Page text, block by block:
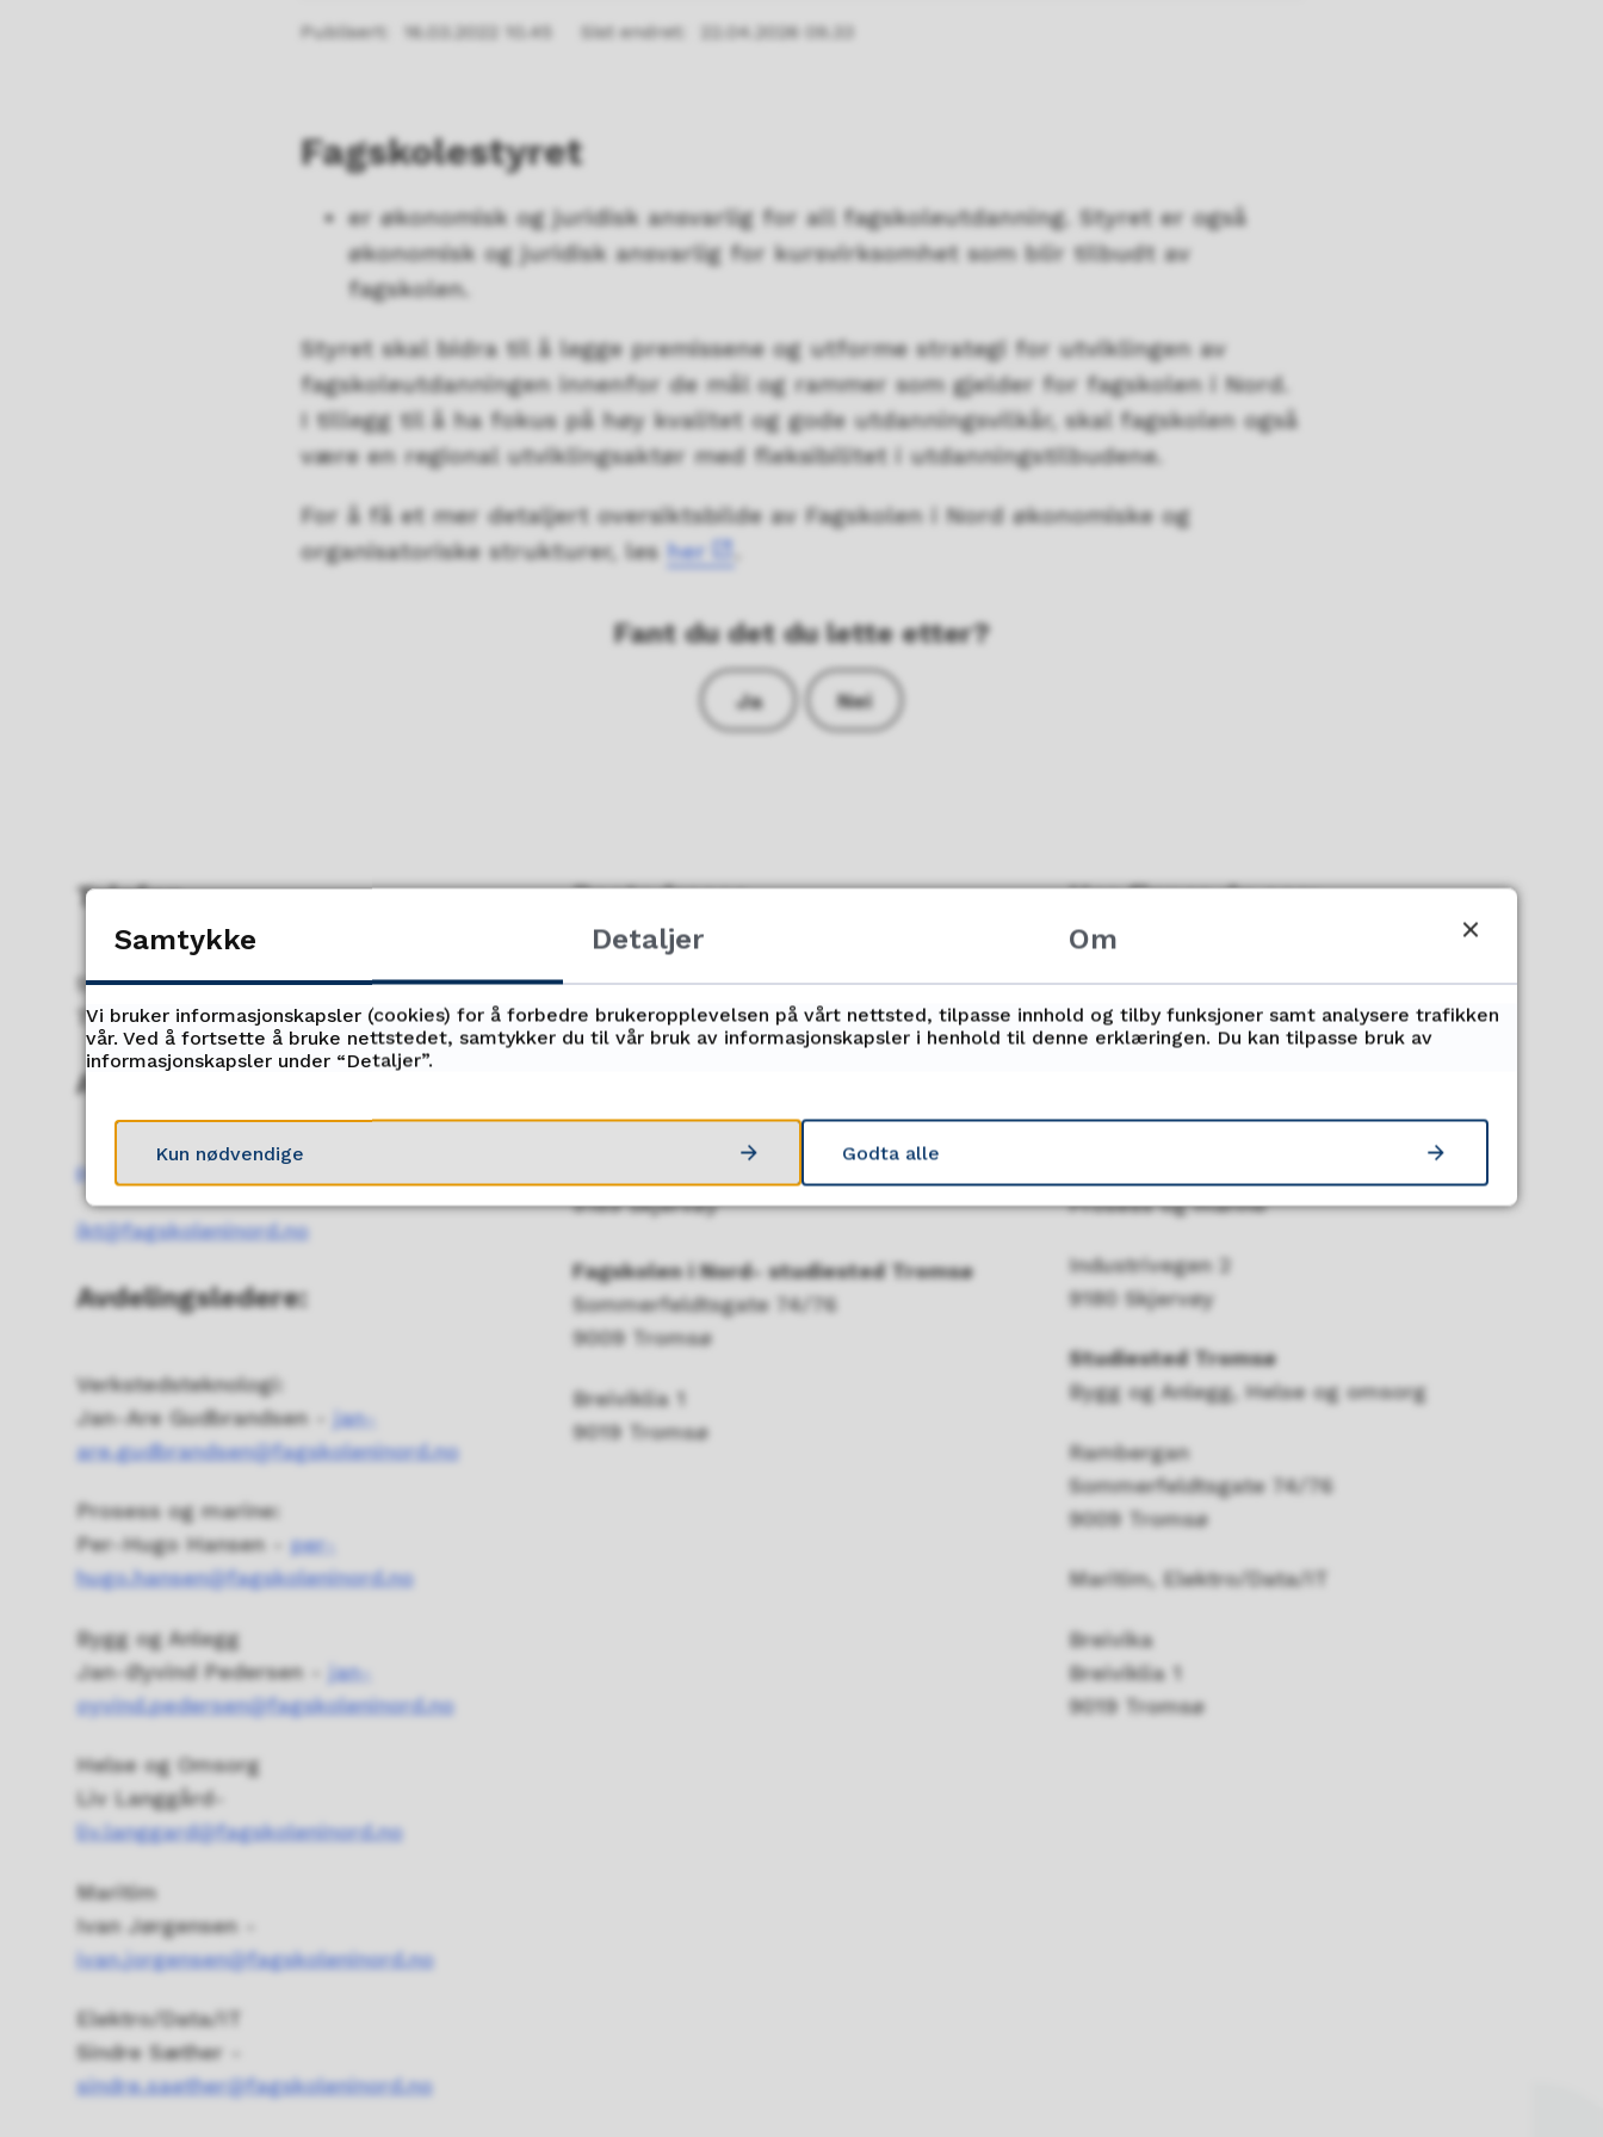
Publisert 16.03.2022 10.45 Sist endret 22.04.2026 09.33
Fagskolestyret
er økonomisk og juridisk ansvarlig for all fagskoleutdanning. Styret er også
økonomisk og juridisk ansvarlig for kursvirksomhet som blir tilbudt av
fagskolen.
Styret skal bidra til å legge premissene og utforme strategi for utviklingen av
fagskoleutdanningen innenfor de mål og rammer som gjelder for fagskolen i Nord.
I tillegg til å ha fokus på høy kvalitet og gode utdanningsvilkår, skal fagskolen også
være en regional utviklingsaktør med fleksibilitet i utdanningstilbudene.
For å få et mer detaljert oversiktsbilde av Fagskolen i Nord økonomiske og
organisatoriske strukturer, les her
Fant du det du lette etter?
Ja Nei
Telefon
Sentralbord
77 61 31 00
Administrasjons- og IKT-mail
post@fagskoleninord.no
ikt@fagskoleninord.no
Avdelingsledere:
Verkstedsteknologi:
Jan-Are Gudbrandsen - jan-
are.gudbrandsen@fagskoleninord.no
Prosess og marine:
Per-Hugo Hansen -per-
hugo.hansen@fagskoleninord.no
Bygg og Anlegg
Jan-Øyvind Pedersen - jan-
oyvind.pedersen@fagskoleninord.no
Helse og Omsorg
Liv Langgård-
liv.langgard@fagskoleninord.no
Maritim
Ivan Jørgensen -
ivan.jorgensen@fagskoleninord.no
Elektro/Data/IT
Sindre Sæther -
sindre.saether@fagskoleninord.no
Postadresse
Fagskolen i Nord- studiested Harstad
Mølnholtet 42
9189 Skjervøy
Fagskolen i Nord- studiested Tromsø
Sommerfeldtsgate 74/76
9009 Tromsø
Breiviklia 1
9019 Tromsø
Her finner duoss:
Studiested Harstad
Verkstedsteknologi
Prosess og marine
Industrivegen 2
9180 Skjervøy
Studiested Tromsø
Bygg og Anlegg, Helse og omsorg
Rambergan
Sommerfeldtsgate 74/76
9009 Tromsø
Maritim, Elektro/Data/IT
Breivika
Breiviklia 1
9019 Tromsø
Samtykke Detaljer Om
Vi bruker informasjonskapsler (cookies) for å forbedre brukeropplevelsen på vårt nettsted, tilpasse innhold og tilby funksjoner samt analysere trafikken
vår. Ved å fortsette å bruke nettstedet, samtykker du til vår bruk av informasjonskapsler i henhold til denne erklæringen. Du kan tilpasse bruk av
informasjonskapsler under “Detaljer”.
Kun nødvendige Godta alle